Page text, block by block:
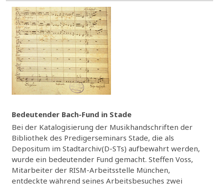
Bedeutender Bach-Fund in Stade
Bei der Katalogisierung der Musikhandschriften der
Bibliothek des Predigerseminars Stade, die als
Depositum im Stadtarchiv(D-STs) aufbewahrt werden,
wurde ein bedeutender Fund gemacht. Steffen Voss,
Mitarbeiter der RISM-Arbeitsstelle München,
entdeckte während seines Arbeitsbesuches zwei